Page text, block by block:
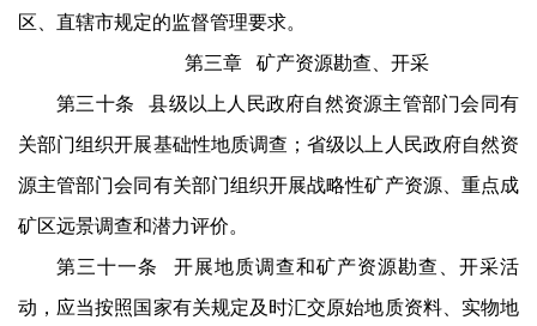
区、直辖市规定的监督管理要求。
第三章 矿产资源勘查、开采
第三十条 县级以上人民政府自然资源主管部门会同有
关部门组织开展基础性地质调查；省级以上人民政府自然资
源主管部门会同有关部门组织开展战略性矿产资源、重点成
矿区远景调查和潜力评价。
第三十一条 开展地质调查和矿产资源勘查、开采活
动，应当按照国家有关规定及时汇交原始地质资料、实物地